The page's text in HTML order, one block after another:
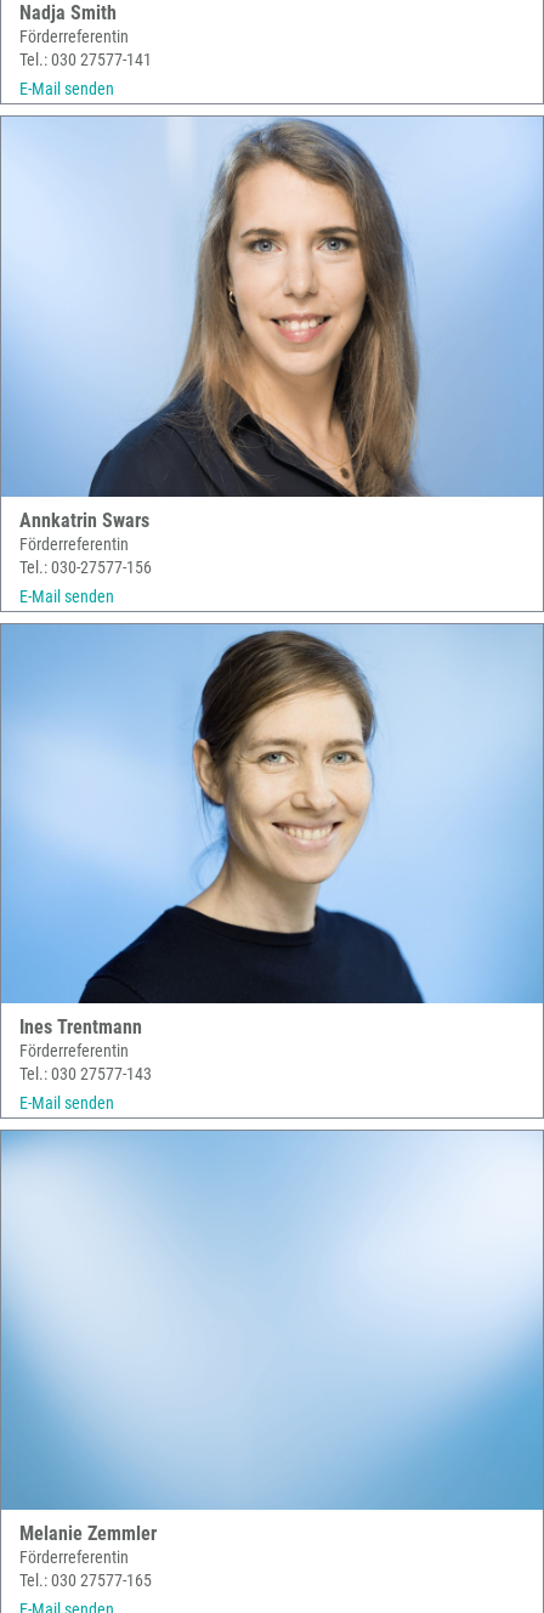
Nadja Smith
Förderreferentin
Tel.: 030 27577-141
E-Mail senden
Annkatrin Swars
Förderreferentin
Tel.: 030-27577-156
E-Mail senden
Ines Trentmann
Förderreferentin
Tel.: 030 27577-143
E-Mail senden
Melanie Zemmler
Förderreferentin
Tel.: 030 27577-165